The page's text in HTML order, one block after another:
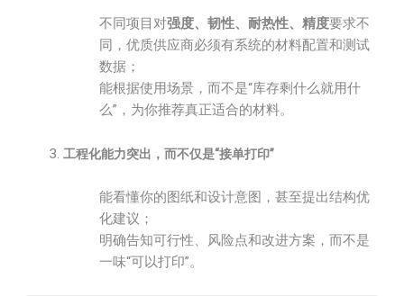
不同项目对强度、韧性、耐热性、精度要求不
同，优质供应商必须有系统的材料配置和测试
数据；
能根据使用场景，而不是“库存剩什么就用什
么”，为你推荐真正适合的材料。
工程化能力突出，而不仅是“接单打印”
能看懂你的图纸和设计意图，甚至提出结构优
化建议；
明确告知可行性、风险点和改进方案，而不是
一味“可以打印”。